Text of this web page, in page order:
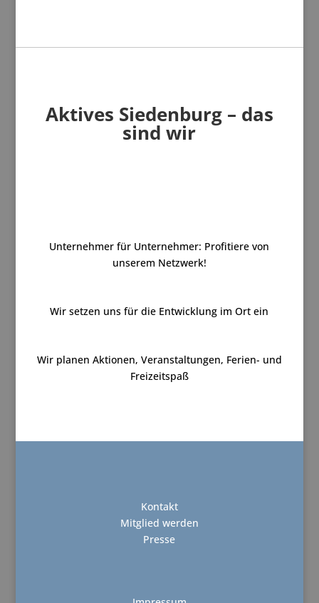
Aktives Siedenburg – das
sind wir
Unternehmer für Unternehmer: Profitiere von
unserem Netzwerk!
Wir setzen uns für die Entwicklung im Ort ein
Wir planen Aktionen, Veranstaltungen, Ferien- und
Freizeitspaß
Kontakt
Mitglied werden
Presse